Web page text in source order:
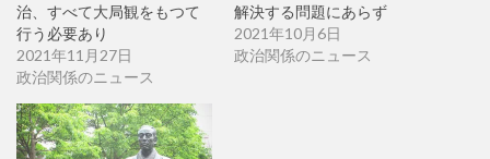
治、すべて大局観をもつて
行う必要あり
2021年11月27日
政治関係のニュース
解決する問題にあらず
2021年10月6日
政治関係のニュース